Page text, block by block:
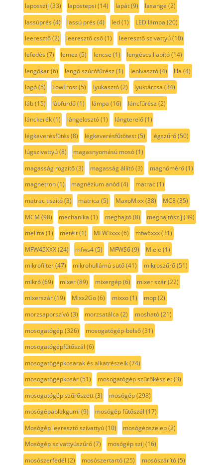
laposszíj (33) lapostepsi (14) lapát(9) lasange (2)
lassúprés (4) lassú prés (4) led(1) LED lámpa (20)
leeresztő(2) leeresztő cső(1) leeresztő szivattyú(10)
lefedés (7) lemez (5) lencse (1) lengéscsillapító(14)
lengőkar(6) lengő szúrófűrész (1) leolvasztó(4) lila (4)
logó(5) LowFrost(5) lyukasztó(2) lyuktárcsa (34)
láb(15) lábfürdő(1) lámpa (16) láncfűrész (2)
lánckerék(1) lángelosztó(1) lángterelő(1)
légkeverésfűtés (8) légkeverésfűtőtest(5) légszűrő(50)
lúgszivattyú(8) magasnyomású mosó(1)
magasság rögzítő(3) magasság állító(3) maghőmérő(1)
magnetron(1) magnézium anód(4) matrac(1)
matrac tiszító(3) matrica (5) MaxoMixx(38) MC8(35)
MCM (98) mechanika (1) meghajtó(8) meghajtószíj (39)
melitta (1) metélt(1) MFW3xxx(6) mfw6xxx(31)
MFW45XXX(24) mfws4(5) MFWS6(9) Miele (1)
mikrofilter(47) mikrohullámú sütő(41) mikroszűrő(51)
mikró(69) mixer(89) mixergép(6) mixer szár(22)
mixerszár(19) Mixx2Go(6) mixxo(1) mop(2)
morzsaporszívó(3) morzsatálca (2) mosható(21)
mosogatógép(326) mosogatógép-belső(31)
mosogatógépfűtőszál (6)
mosogatógépkosarak és alkatrészeik(74)
mosogatógépkosár(51) mosogatógép szűrőkészlet(3)
mosogatógép szűrőszett(3) mosógép(298)
mosógépablakgumi (9) mosógép fűtőszál (17)
Mosógép leeresztő szivattyú(10) mosógépszelep(2)
Mosógép szivattyúszűrő(7) mosógép szíj (16)
mosószerfedél (2) mosószertartó(25) mosószárító(5)